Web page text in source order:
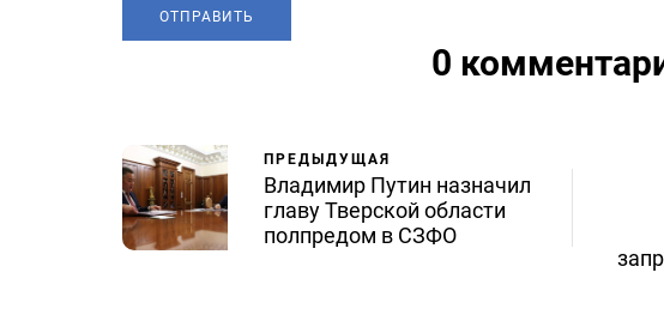
0
ПРЕДЫДУЩАЯ
Владимир Путин назначил
главу Тверской области
полпредом в СЗФО